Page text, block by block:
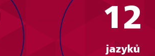
12
jazyků